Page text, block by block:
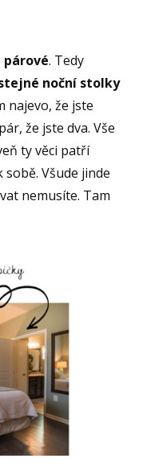
párové. Tedy
noční stolky
najevo, že jste
že jste dva. Vše
ty věci patří
Všude jinde
nemusíte. Tam